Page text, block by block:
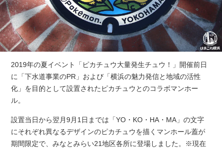
2019年の夏イベント「ピカチュウ大量発生チュウ！」開催前日
に「下水道事業のPR」および「横浜の魅力発信と地域の活性
化」を目的として設置されたピカチュウとのコラボマンホー
ル。
設置当日から翌月9月1日までは「YO・KO・HA・MA」の文字
にそれぞれ異なるデザインのピカチュウを描くマンホール蓋が
期間限定で、みなとみらい21地区各所に登場しました。※現在